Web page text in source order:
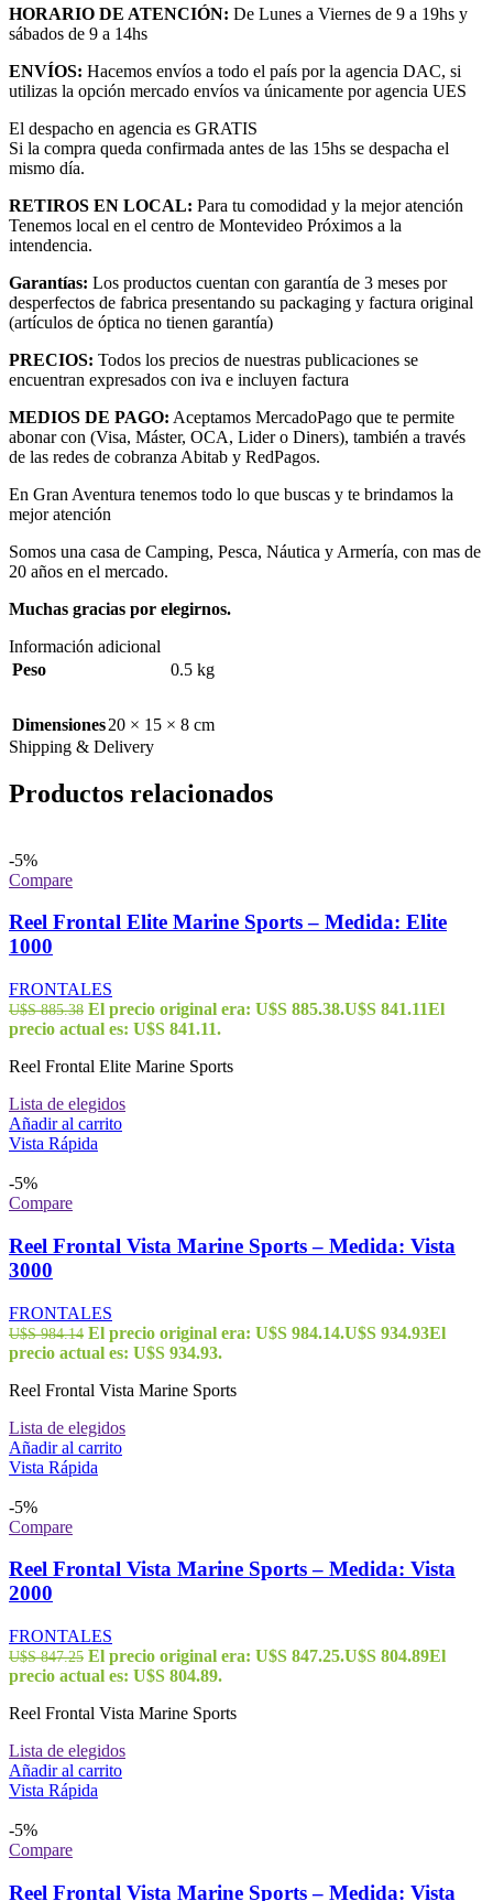
HORARIO DE ATENCIÓN: De Lunes a Viernes de 9 a 19hs y
sábados de 9 a 14hs
ENVÍOS: Hacemos envíos a todo el país por la agencia DAC, si
utilizas la opción mercado envíos va únicamente por agencia UES
El despacho en agencia es GRATIS
Si la compra queda confirmada antes de las 15hs se despacha el
mismo día.
RETIROS EN LOCAL: Para tu comodidad y la mejor atención
Tenemos local en el centro de Montevideo Próximos a la
intendencia.
Garantías: Los productos cuentan con garantía de 3 meses por
desperfectos de fabrica presentando su packaging y factura original
(artículos de óptica no tienen garantía)
PRECIOS: Todos los precios de nuestras publicaciones se
encuentran expresados con iva e incluyen factura
MEDIOS DE PAGO: Aceptamos MercadoPago que te permite
abonar con (Visa, Máster, OCA, Lider o Diners), también a través
de las redes de cobranza Abitab y RedPagos.
En Gran Aventura tenemos todo lo que buscas y te brindamos la
mejor atención
Somos una casa de Camping, Pesca, Náutica y Armería, con mas de
20 años en el mercado.
Muchas gracias por elegirnos.
Información adicional
Peso
0.5 kg
Dimensiones20 × 15 × 8 cm
Shipping & Delivery
Productos relacionados
-5%
Compare
Reel Frontal Elite Marine Sports – Medida: Elite
1000
FRONTALES
U$S885.38 El precio original era: U$S 885.38.U$S 841.11El
precio actual es: U$S 841.11.
Reel Frontal Elite Marine Sports
Lista de elegidos
Añadir al carrito
Vista Rápida
-5%
Compare
Reel Frontal Vista Marine Sports – Medida: Vista
3000
FRONTALES
U$S984.14 El precio original era: U$S 984.14.U$S 934.93El
precio actual es: U$S 934.93.
Reel Frontal Vista Marine Sports
Lista de elegidos
Añadir al carrito
Vista Rápida
-5%
Compare
Reel Frontal Vista Marine Sports – Medida: Vista
2000
FRONTALES
U$S847.25 El precio original era: U$S 847.25.U$S 804.89El
precio actual es: U$S 804.89.
Reel Frontal Vista Marine Sports
Lista de elegidos
Añadir al carrito
Vista Rápida
-5%
Compare
Reel Frontal Vista Marine Sports – Medida: Vista